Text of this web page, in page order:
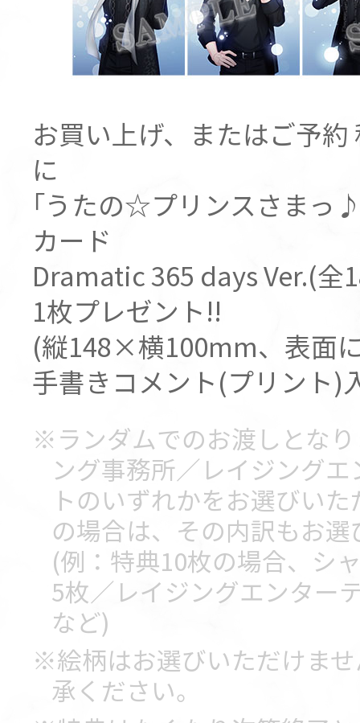
お買い上げ、またはご予
に
｢うたの☆プリンスさまっ
カード
Dramatic 365 days Ver.(全
1枚プレゼント!!
(縦148×横100mm、表面
手書きコメント(プリント)
※ランダムでのお渡しとな
ング事務所／レイジング
トのいずれかをお選びい
の場合は、その内訳もお
(例：特典10枚の場合、シ
5枚／レイジングエンター
など)
※絵柄はお選びいただけま
承ください。